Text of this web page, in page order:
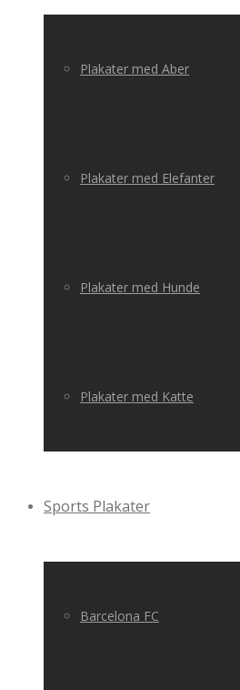
Plakater med Aber
Plakater med Elefanter
Plakater med Hunde
Plakater med Katte
Sports Plakater
Barcelona FC